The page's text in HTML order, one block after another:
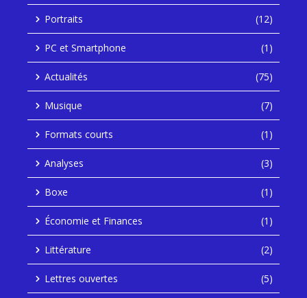
Portraits (12)
PC et Smartphone (1)
Actualités (75)
Musique (7)
Formats courts (1)
Analyses (3)
Boxe (1)
Économie et Finances (1)
Littérature (2)
Lettres ouvertes (5)